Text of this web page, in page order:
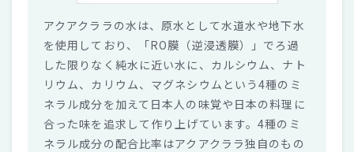
アクアクララの水は、原水として水道水や地下水
を使用しており、「RO膜（逆浸透膜）」でろ過
した限りなく純水に近い水に、カルシウム、ナト
リウム、カリウム、マグネシウムという4種のミ
ネラル成分を加えて日本人の味覚や日本の料理に
合った味を追求して作り上げています。4種のミ
ネラル成分の配合比率はアクアクララ独自のもの